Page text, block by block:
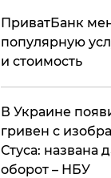
ПриватБанк
популярную
и стоимость
В Украине
гривен с
Стуса: названа
оборот – НБУ